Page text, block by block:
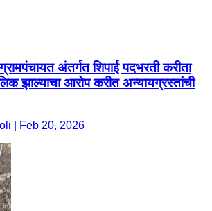
अंतर्गत शिपाई पदभरती करीता
झाल्याचा आरोप करीत अन्यायग्रस्तांची
| Feb 20, 2026